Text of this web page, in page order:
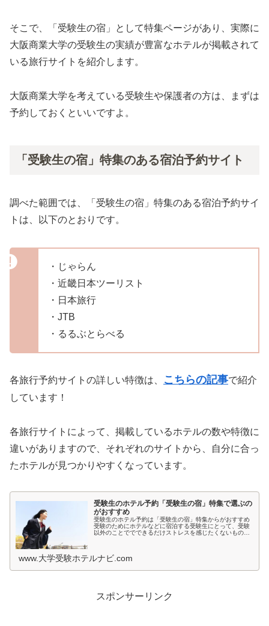
そこで、「受験生の宿」として特集ページがあり、実際に
大阪商業大学の受験生の実績が豊富なホテルが掲載されて
いる旅行サイトを紹介します。
大阪商業大学を考えている受験生や保護者の方は、まずは
予約しておくといいですよ。
「受験生の宿」特集のある宿泊予約サイト
調べた範囲では、「受験生の宿」特集のある宿泊予約サイ
トは、以下のとおりです。
・じゃらん
・近畿日本ツーリスト
・日本旅行
・JTB
・るるぶとらべる
各旅行予約サイトの詳しい特徴は、 こちらの記事で紹介
しています！
各旅行サイトによって、掲載しているホテルの数や特徴に
違いがありますので、それぞれのサイトから、自分に合っ
たホテルが見つかりやすくなっています。
受験生のホテル予約「受験生の宿」特集で選ぶの
がおすすめ
受験生のホテル予約は「受験生の宿」特集からがおすすめ
受験のためにホテルなどに宿泊する受験生にとって、受験
以外のことででできるだけストレスを感じたくないもので
www.大学受験ホテルナビ.com
スポンサーリンク